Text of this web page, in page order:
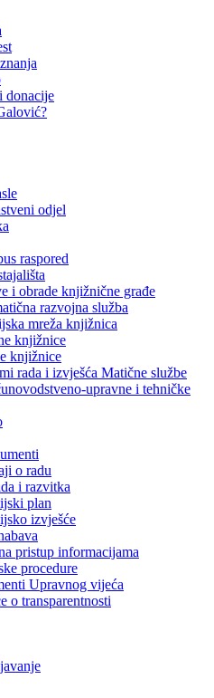
donacije
odjel
raspored
i obrade knjižnične građe
razvojna služba
mreža knjižnica
knjižnice
knjižnice
rada i izvješća Matične službe
upravne i tehničke
o radu
i razvitka
plan
izvješće
pristup informacijama
procedure
Upravnog vijeća
o transparentnosti